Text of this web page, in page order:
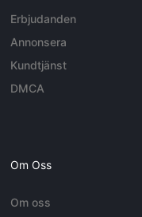
Erbjudanden
Annonsera
Kundtjänst
DMCA
Om Oss
Om oss